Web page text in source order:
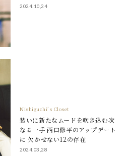
2024.10,24
Nishiguchi’s Closet
装いに新たなムードを吹き込む次
なる一手 西口修平のアップデート
に 欠かせない12の存在
2024.03,28